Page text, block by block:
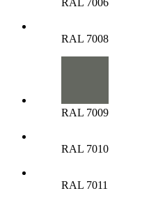
RAL 7008
RAL 7009
RAL 7010
RAL 7011